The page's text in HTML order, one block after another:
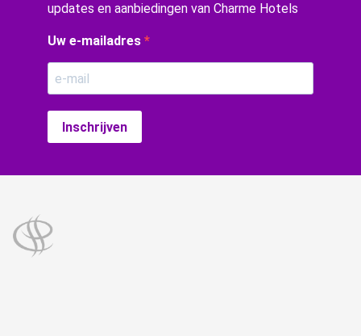
updates en aanbiedingen van Charme Hotels
Uw e-mailadres
Inschrijven